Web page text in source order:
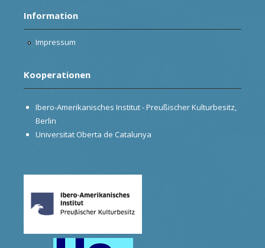
Information
Impressum
Kooperationen
Ibero-Amerikanisches Institut - Preußischer Kulturbesitz,
Berlin
Universitat Oberta de Catalunya